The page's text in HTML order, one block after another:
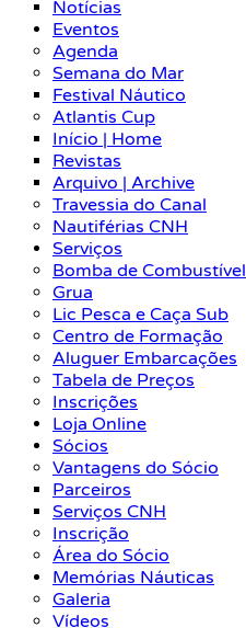
Notícias
Eventos
Agenda
Semana do Mar
Festival Náutico
Atlantis Cup
Início | Home
Revistas
Arquivo | Archive
Travessia do Canal
Nautiférias CNH
Serviços
Bomba de Combustível
Grua
Lic Pesca e Caça Sub
Centro de Formação
Aluguer Embarcações
Tabela de Preços
Inscrições
Loja Online
Sócios
Vantagens do Sócio
Parceiros
Serviços CNH
Inscrição
Área do Sócio
Memórias Náuticas
Galeria
Vídeos